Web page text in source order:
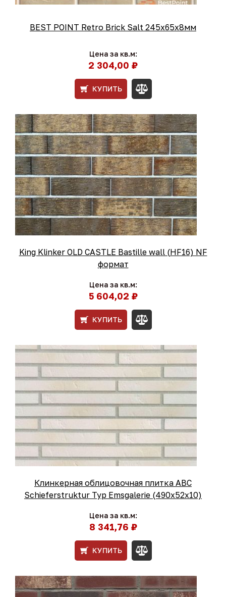
BEST POINT Retro Brick Salt 245x65x8мм
Цена за кв.м:
2 304,00 ₽
КУПИТЬ
King Klinker OLD CASTLE Bastille wall (HF16) NF
формат
Цена за кв.м:
5 604,02 ₽
КУПИТЬ
Клинкерная облицовочная плитка ABC
Schieferstruktur Typ Emsgalerie (490х52х10)
Цена за кв.м:
8 341,76 ₽
КУПИТЬ